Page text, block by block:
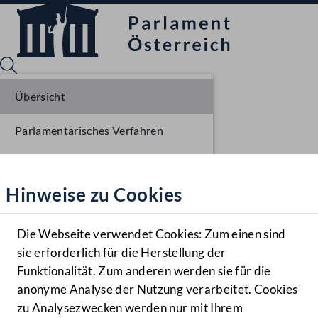
Hilfe
Benutzer
Navigationsmenü öffnen
MENÜ
Hinweise zu Cookies
Die Webseite verwendet Cookies: Zum einen sind
sie erforderlich für die Herstellung der
Funktionalität. Zum anderen werden sie für die
anonyme Analyse der Nutzung verarbeitet. Cookies
zu Analysezwecken werden nur mit Ihrem
Übersicht
Parlamentarisches Verfahren
Ausschussberatungen NR